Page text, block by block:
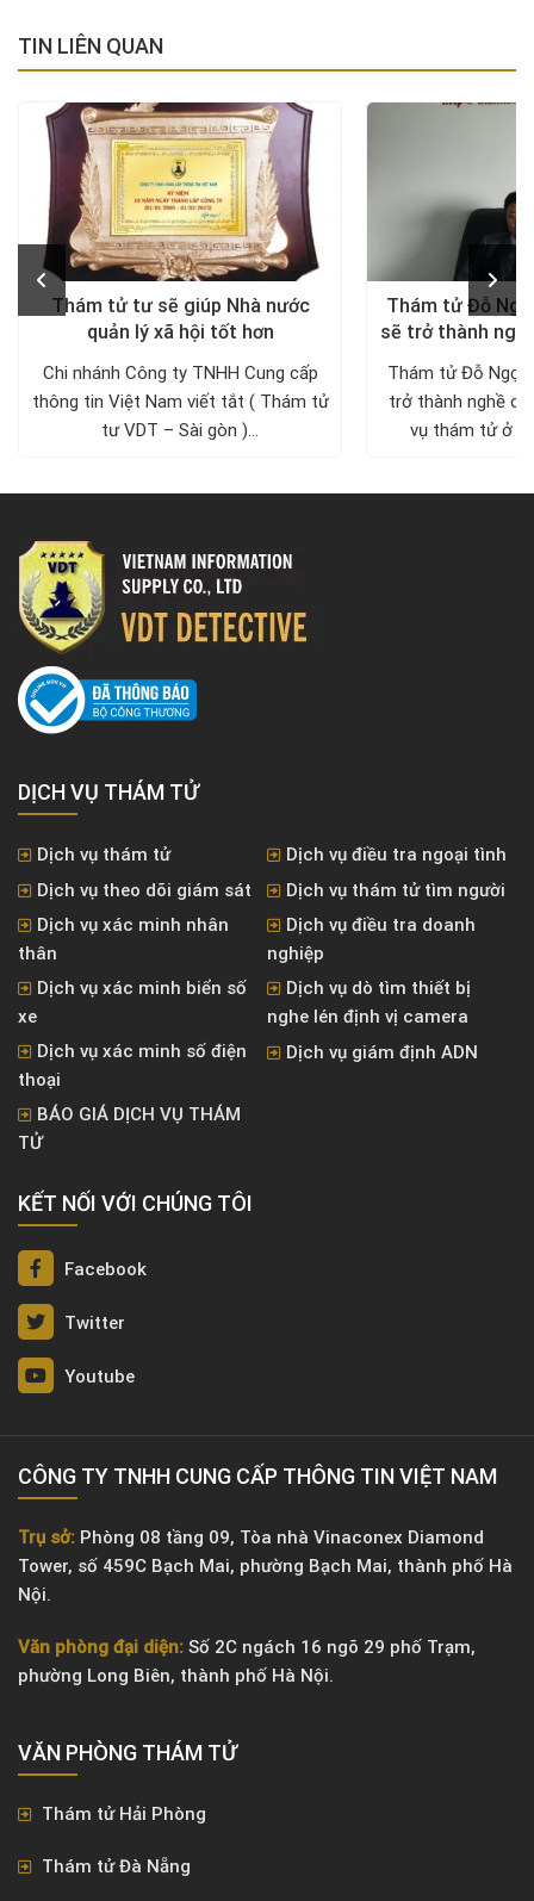
TIN LIÊN QUAN
Thám tử tư sẽ giúp Nhà nước
quản lý xã hội tốt hơn
Chi nhánh Công ty TNHH Cung cấp
thông tin Việt Nam viết tắt ( Thám tử
tư VDT – Sài gòn )...
Thám tử Đỗ
sẽ trở thành
Thám tử Đỗ
trở thành nghề
vụ thám tử ở
DỊCH VỤ THÁM TỬ
Dịch vụ thám tử
Dịch vụ điều tra ngoại tình
Dịch vụ theo dõi giám sát
Dịch vụ thám tử tìm người
Dịch vụ xác minh nhân
thân
Dịch vụ điều tra doanh
nghiệp
Dịch vụ xác minh biển số
xe
Dịch vụ dò tìm thiết bị
nghe lén định vị camera
Dịch vụ xác minh số điện
thoại
Dịch vụ giám định ADN
BÁO GIÁ DỊCH VỤ THÁM
TỬ
KẾT NỐI VỚI CHÚNG TÔI
Facebook
Twitter
Youtube
CÔNG TY TNHH CUNG CẤP THÔNG TIN VIỆT NAM
Trụ sở: Phòng 08 tầng 09, Tòa nhà Vinaconex Diamond
Tower, số 459C Bạch Mai, phường Bạch Mai, thành phố Hà
Nội.
Văn phòng đại diện: Số 2C ngách 16 ngõ 29 phố Trạm,
phường Long Biên, thành phố Hà Nội.
VĂN PHÒNG ​THÁM TỬ
Thám tử Hải Phòng
Thám tử Đà Nẵng